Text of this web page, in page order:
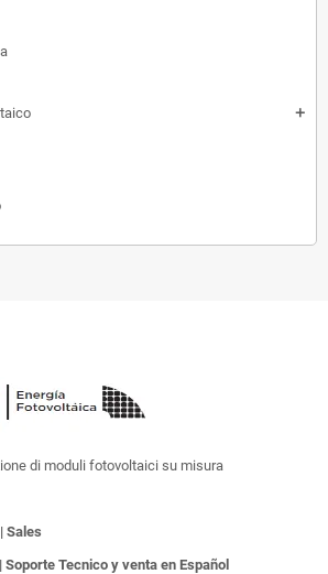
add
di moduli fotovoltaici su misura
Sales
Soporte Tecnico y venta en Español